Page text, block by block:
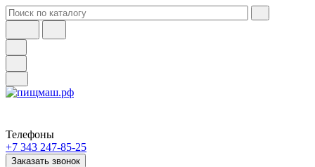
Телефоны
+7 343 247-85-25
Заказать звонок